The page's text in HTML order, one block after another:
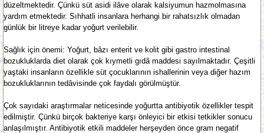
düzeltmektedir. Çünkü süt asidi ilâve olarak kalsiyumun hazmolmasına
yardım etmektedir. Sıhhatli insanlara herhangi bir rahatsızlık olmadan
günlük bir litreye kadar yoğurt verilebilir.
Sağlık için önemi: Yoğurt, bâzı enterit ve kolit gibi gastro intestinal
bozukluklarda diet olarak çok kıymetli gıdâ maddesi sayılmaktadır. Çeşitli
yaştaki insanların özellikle süt çocuklarının ishallerinin veya diğer hazım
bozukluklarının tedâvisinde çok faydalı görülmüştür.
Çok sayıdaki araştırmalar neticesinde yoğurtta antibiyotik özellikler tespit
edilmiştir. Çünkü birçok bakteriye karşı önleyici bir etkisi tetkikler sonucu
anlaşılmıştır. Antibiyotik etkili maddeler herşeyden önce gram negatif